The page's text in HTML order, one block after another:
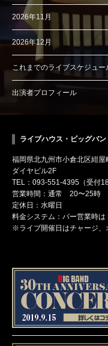
2026年11月
2026年12月
これまでのライブスケジュー
出演者プロフィール
ライブハウス・ビッグバン
福岡県北九州市小倉北区紺屋
ダイヤビル2F
TEL：093-551-4395（受付18
営業時間：通常 20〜25時
定休日：水曜日
料金システム：バー営業時は
※ライブ開催日はチャージ、